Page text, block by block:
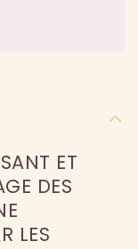
ET
DES
LES